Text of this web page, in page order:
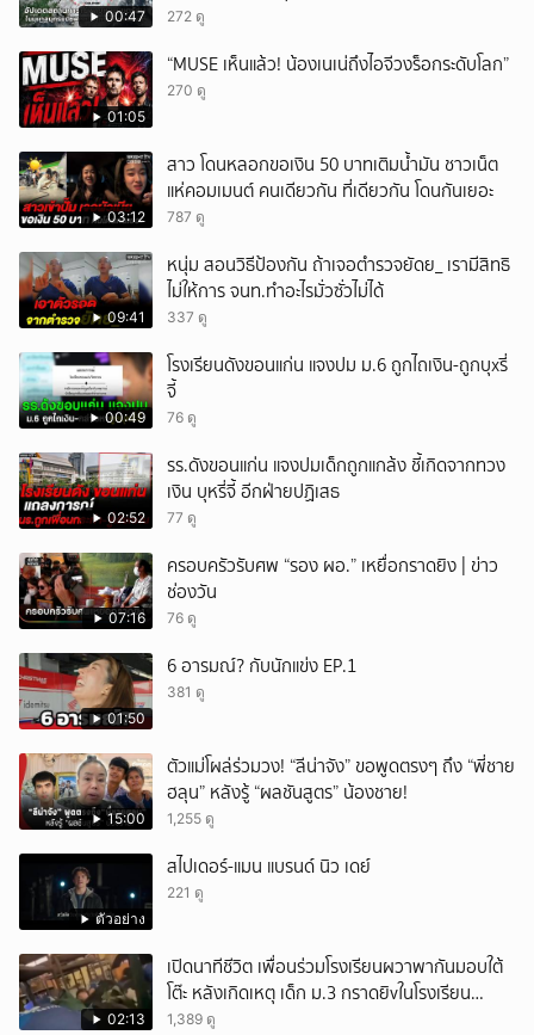
00:47 272 ดู
01:05
“MUSE เห็นแล้ว! น้องเนเน่ถึงไอจีวงร็อกระดับโลก”
270 ดู
03:12
สาว โดนหลอกขอเงิน 50 บาทเติมน้ำมัน ชาวเน็ต
แห่คอมเมนต์ คนเดียวกัน ที่เดียวกัน โดนกันเยอะ
787 ดู
09:41
หนุ่ม สอนวิธีป้องกัน ถ้าเจอตำรวจยัดย_ เรามีสิทธิ
ไม่ให้การ จนท.ทำอะไรมั่วซั่วไม่ได้
337 ดู
00:49
โรงเรียนดังขอนแก่น แจงปม ม.6 ถูกไถเงิน-ถูกบุxรี่
จี้
76 ดู
02:52
รร.ดังขอนแก่น แจงปมเด็กถูกแกล้ง ชี้เกิดจากทวง
เงิน บุหรี่จี้ อีกฝ่ายปฏิเสธ
77 ดู
07:16
ครอบครัวรับศพ “รอง ผอ.” เหยื่อกราดยิง | ข่าว
ช่องวัน
76 ดู
01:50
6 อารมณ์? กับนักแข่ง EP.1
381 ดู
15:00
ตัวแม่โผล่ร่วมวง! “ลีน่าจัง” ขอพูดตรงๆ ถึง “พี่ชาย
ฮลุน” หลังรู้ “ผลชันสูตร” น้องชาย!
1,255 ดู
ตัวอย่าง
สไปเดอร์-แมน แบรนด์ นิว เดย์
221 ดู
02:13
เปิดนาทีชีวิต เพื่อนร่วมโรงเรียนผวาพากันมอบใต้
โต๊ะ หลังเกิดเหตุ เด็ก ม.3 กราดยิvในโรงเรียน
เทพศิรินทร์นนท์ แบบไม่เลือกหน้า เสียงปืนดังสนั่น
1,389 ดู